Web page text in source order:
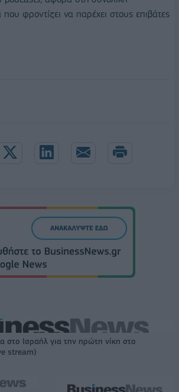
που φροντίζει να παρέχει στους επιβάτες
στο Ισραήλ για την πρώτη νίκη στο
stream)